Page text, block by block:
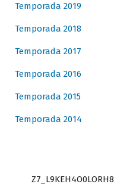
Temporada 2019
Temporada 2018
Temporada 2017
Temporada 2016
Temporada 2015
Temporada 2014